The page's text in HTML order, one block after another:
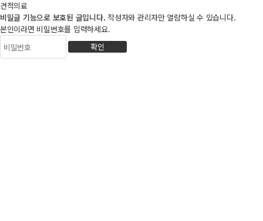
견적의료
비밀글 기능으로 보호된 글입니다. 작성자와 관리자만 열람하실 수 있습니다.
본인이라면 비밀번호를 입력하세요.